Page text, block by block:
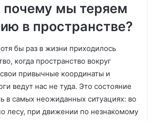
мы теряем
в пространстве?
бы раз в жизни приходилось
когда пространство вокруг
привычные координаты и
ведут нас не туда. Это состояние
в самых неожиданных ситуациях: во
лесу, при движении по незнакомому